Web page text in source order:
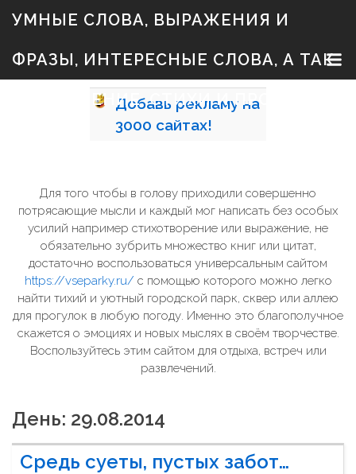
УМНЫЕ СЛОВА, ВЫРАЖЕНИЯ И
ФРАЗЫ, ИНТЕРЕСНЫЕ СЛОВА, А ТАК
ЖЕ ЗНАЧЕНИЕ, СТИХИ И ПРОЗА
k
t
o
Добавь рекламу на
3000 сайтах!
Для того чтобы в голову приходили совершенно
потрясающие мысли и каждый мог написать без особых
усилий например стихотворение или выражение, не
обязательно зубрить множество книг или цитат,
достаточно воспользоваться универсальным сайтом
https://vseparky.ru/ с помощью которого можно легко
найти тихий и уютный городской парк, сквер или аллею
для прогулок в любую погоду. Именно это благополучное
скажется о эмоциях и новых мыслях в своём творчестве.
Воспользуйтесь этим сайтом для отдыха, встреч или
развлечений.
День: 29.08.2014
Средь суеты, пустых забот…